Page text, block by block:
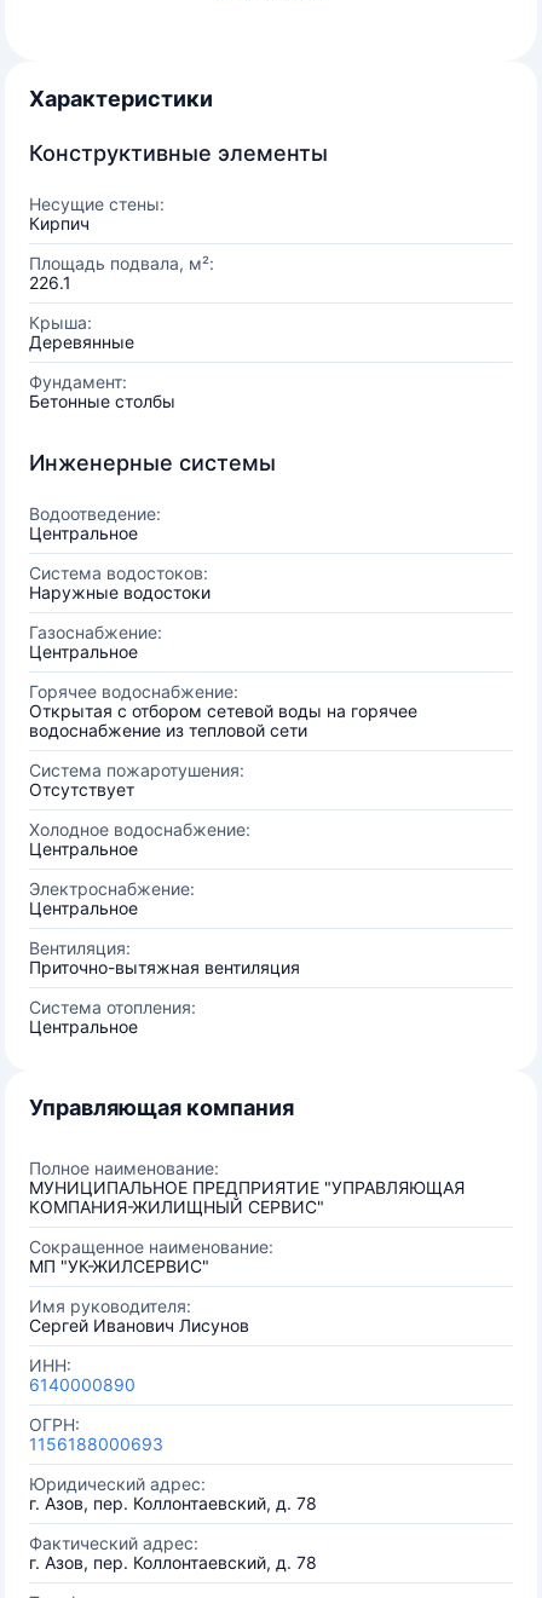
Характеристики
Конструктивные элементы
Несущие стены:
Кирпич
Площадь подвала, м²:
226.1
Крыша:
Деревянные
Фундамент:
Бетонные столбы
Инженерные системы
Водоотведение:
Центральное
Система водостоков:
Наружные водостоки
Газоснабжение:
Центральное
Горячее водоснабжение:
Открытая с отбором сетевой воды на горячее
водоснабжение из тепловой сети
Система пожаротушения:
Отсутствует
Холодное водоснабжение:
Центральное
Электроснабжение:
Центральное
Вентиляция:
Приточно-вытяжная вентиляция
Система отопления:
Центральное
Управляющая компания
Полное наименование:
МУНИЦИПАЛЬНОЕ ПРЕДПРИЯТИЕ "УПРАВЛЯЮЩАЯ
КОМПАНИЯ-ЖИЛИЩНЫЙ СЕРВИС"
Сокращенное наименование:
МП "УК-ЖИЛСЕРВИС"
Имя руководителя:
Сергей Иванович Лисунов
ИНН:
6140000890
ОГРН:
1156188000693
Юридический адрес:
г. Азов, пер. Коллонтаевский, д. 78
Фактический адрес:
г. Азов, пер. Коллонтаевский, д. 78